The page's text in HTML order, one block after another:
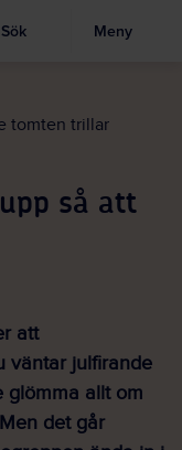
Visa sökruta
Sök Meny
tomten trillar
så att
att
väntar julfirande
glömma allt om
det går